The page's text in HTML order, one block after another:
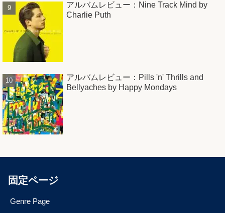
アルバムレビュー：Nine Track Mind by
Charlie Puth
アルバムレビュー：Pills 'n' Thrills and
Bellyaches by Happy Mondays
固定ページ
Genre Page